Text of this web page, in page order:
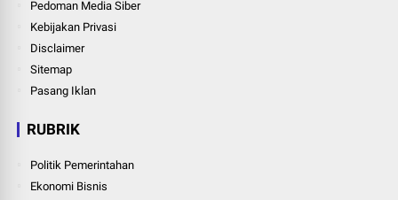
Pedoman Media Siber
Kebijakan Privasi
Disclaimer
Sitemap
Pasang Iklan
RUBRIK
Politik Pemerintahan
Ekonomi Bisnis